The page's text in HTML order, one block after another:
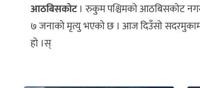
आठबिसकोट। रुकुम पश्चिमको आठबिसकोट
७ जनाको मृत्यु भएको छ । आज दिउँसो
हो ।स्